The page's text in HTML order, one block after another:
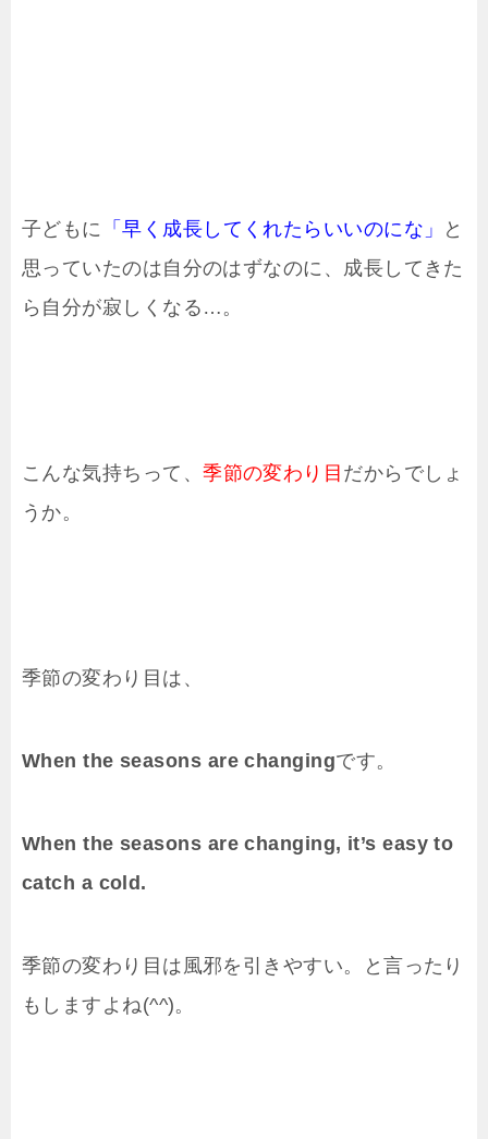
子どもに 「早く成長してくれたらいいのにな」
と
思っていたのは自分のはずなのに、成長してきた
ら自分が寂しくなる…。
こんな気持ちって、季節の変わり目 だからでしょ
うか。
季節の変わり目は、
When the seasons are changingです。
When the seasons are changing, it’s easy to
catch a cold.
季節の変わり目は風邪を引きやすい。と言ったり
もしますよね(^^)。